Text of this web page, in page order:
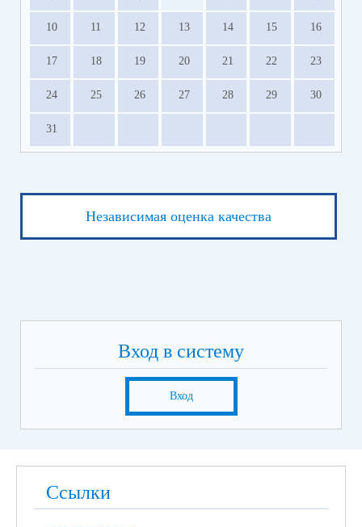
10 11 12 13 14 15 16
17 18 19 20 21 22 23
24 25 26 27 28 29 30
31
Независимая оценка качества
Вход в систему
Вход
Ссылки